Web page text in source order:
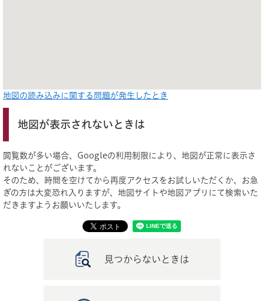
地図の読み込みに関する問題が発生したとき
地図が表示されないときは
閲覧数が多い場合、Googleの利用制限により、地図が正常に表示さ
れないことがございます。
そのため、時間を空けてから再度アクセスをお試しいただくか、お急
ぎの方は大変恐れ入りますが、地図サイトや地図アプリにて検索いた
だきますようお願いいたします。
見つからないときは